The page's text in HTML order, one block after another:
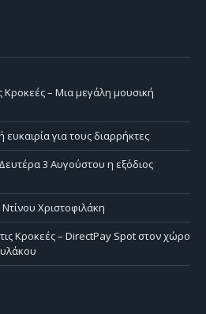
Κροκεές – Μια μεγάλη μουσική
ευκαιρία για τους διαρρήκτες
3 Αυγούστου η εξόδιος
Χριστοφιλάκη
Κροκεές – DirectPay Spot στον χώρο